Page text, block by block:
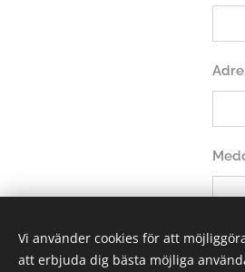
Vi använder cookies för att
att erbjuda dig bästa möjliga